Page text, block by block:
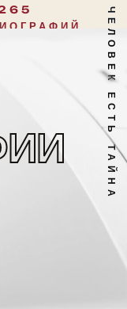
ЧЕЛОВЕК ЕСТЬ ТАЙНА